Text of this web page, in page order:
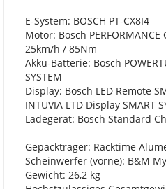
E-System: BOSCH PT-CX8I4
Motor: Bosch PERFORMANCE
25km/h / 85Nm
Akku-Batterie: Bosch
SYSTEM
Display: Bosch LED Remote
INTUVIA LTD Display SMART
Ladegerät: Bosch Standard
Gepäckträger: Racktime
Scheinwerfer (vorne): B&M
Gewicht: 26,2 kg